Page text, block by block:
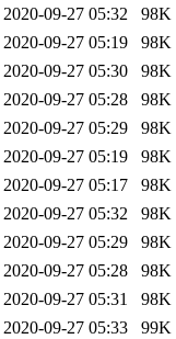
2020-09-27 05:32
98K
2020-09-27 05:19
98K
2020-09-27 05:30
98K
2020-09-27 05:28
98K
2020-09-27 05:29
98K
2020-09-27 05:19
98K
2020-09-27 05:17
98K
2020-09-27 05:32
98K
2020-09-27 05:29
98K
2020-09-27 05:28
98K
2020-09-27 05:31
98K
2020-09-27 05:33
99K